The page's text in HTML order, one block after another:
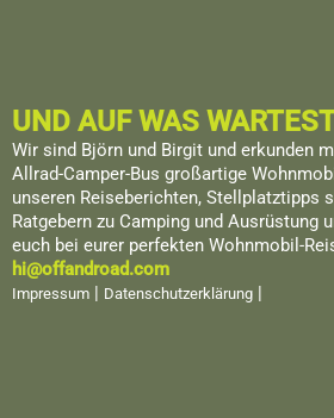
UND AUF WAS
Wir sind Björn und Birgit und erkunden
Allrad-Camper-Bus großartige
unseren Reiseberichten, Stellplatztipps
Ratgebern zu Camping und Ausrüstung
euch bei eurer perfekten Wohnmobil-
hi@offandroad.com
Impressum | Datenschutzerklärung |